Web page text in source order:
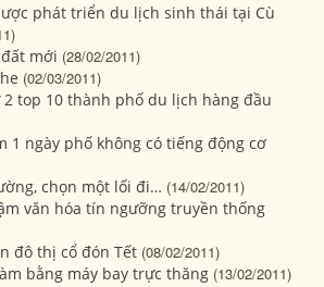
phát triển du lịch sinh thái tại Cù
mới (28/02/2011)
(02/03/2011)
top 10 thành phố du lịch hàng đầu
1 ngày phố không có tiếng động cơ
chọn một lối đi… (14/02/2011)
văn hóa tín ngưỡng truyền thống
đô thị cổ đón Tết (08/02/2011)
bằng máy bay trực thăng (13/02/2011)